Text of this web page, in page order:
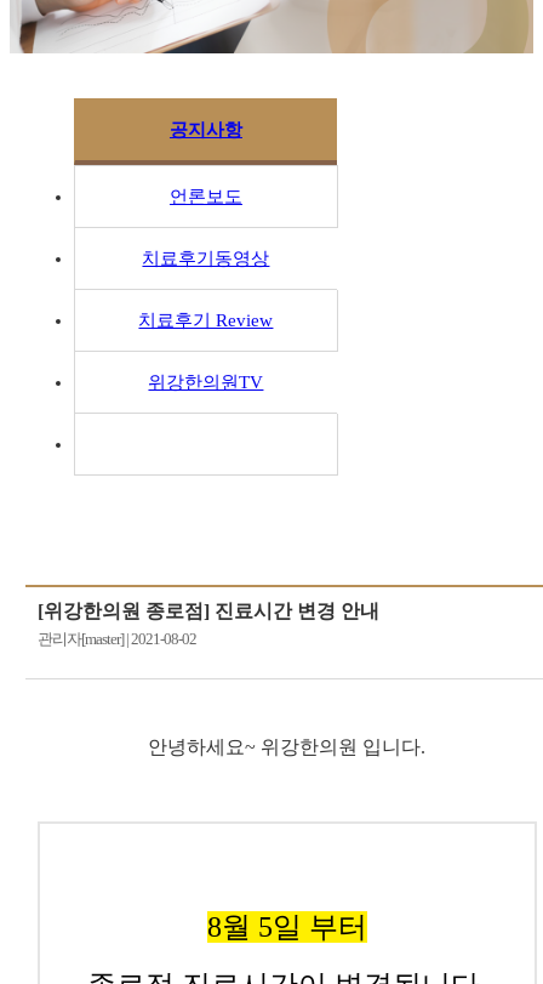
공지사항
언론보도
치료후기동영상
치료후기 Review
위강한의원TV
[위강한의원 종로점] 진료시간 변경 안내
관리자[master]|2021-08-02
안녕하세요~ 위강한의원 입니다.
8월 5일 부터